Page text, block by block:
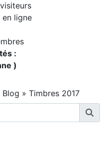
en ligne
:
)
Blog » Timbres 2017